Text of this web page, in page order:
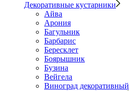
Декоративные кустарники
Айва
Арония
Багульник
Барбарис
Бересклет
Боярышник
Бузина
Вейгела
Виноград декоративный